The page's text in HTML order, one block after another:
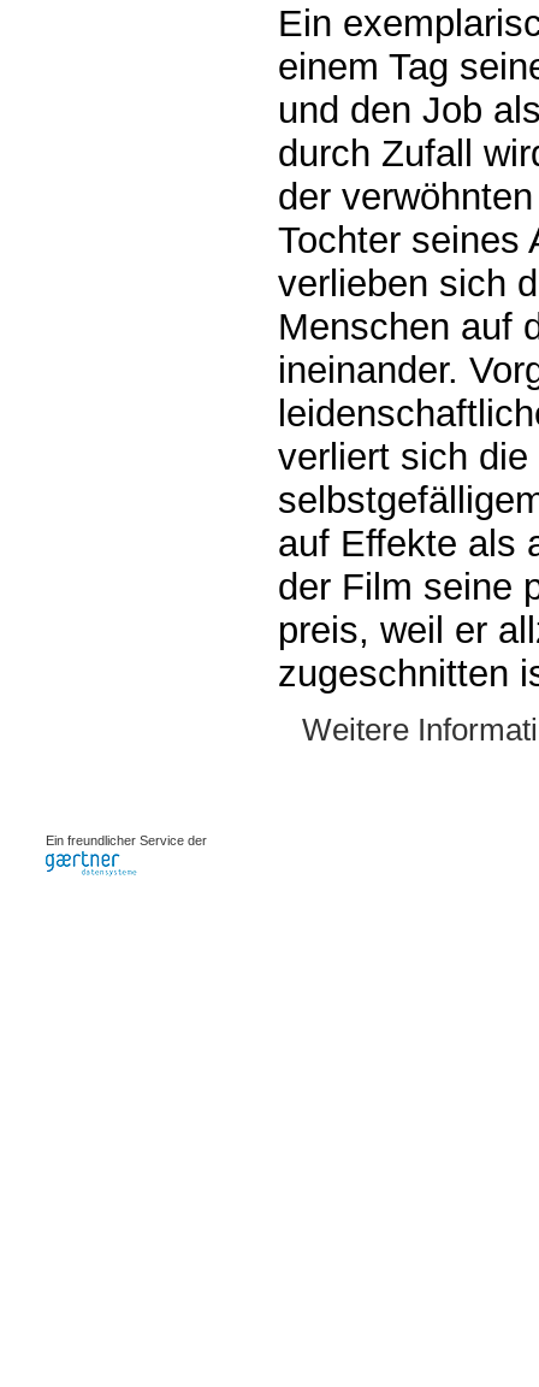
Ein
einem Tag
und den Job
durch Zufall
der
Tochter seines
verlieben sich
Menschen auf
ineinander.
verliert sich
auf Effekte als
der Film seine
preis, weil er
zugeschnitten
Weitere
Ein freundlicher Service der